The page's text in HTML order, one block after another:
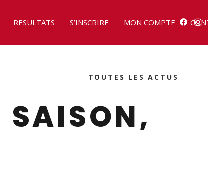
RESULTATS S’INSCRIRE MON COMPTE
TOUTES LES ACTUS
SAISON,